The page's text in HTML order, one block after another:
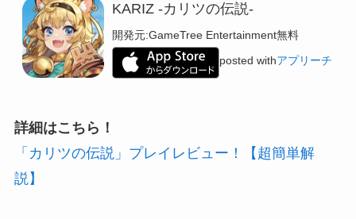
KARIZ -カリツの伝説-
開発元:GameTree Entertainment無料
posted withアプリーチ
詳細はこちら！
「カリツの伝説」プレイレビュー！【超簡単解
説】